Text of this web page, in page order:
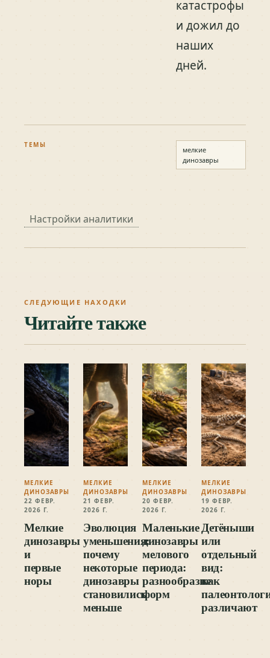
катастрофы
и дожил до
наших
дней.
ТЕМЫ
мелкие
динозавры
Настройки аналитики
СЛЕДУЮЩИЕ НАХОДКИ
Читайте также
МЕЛКИЕ
ДИНОЗАВРЫ
22 ФЕВР.
2026 Г.
Мелкие
динозавры
и
первые
норы
МЕЛКИЕ
ДИНОЗАВРЫ
21 ФЕВР.
2026 Г.
Эволюция
уменьшения:
почему
некоторые
динозавры
становились
меньше
МЕЛКИЕ
ДИНОЗАВРЫ
20 ФЕВР.
2026 Г.
Маленькие
динозавры
мелового
периода:
разнообразие
форм
МЕЛКИЕ
ДИНОЗАВРЫ
19 ФЕВР.
2026 Г.
Детёныши
или
отдельный
вид:
как
различают